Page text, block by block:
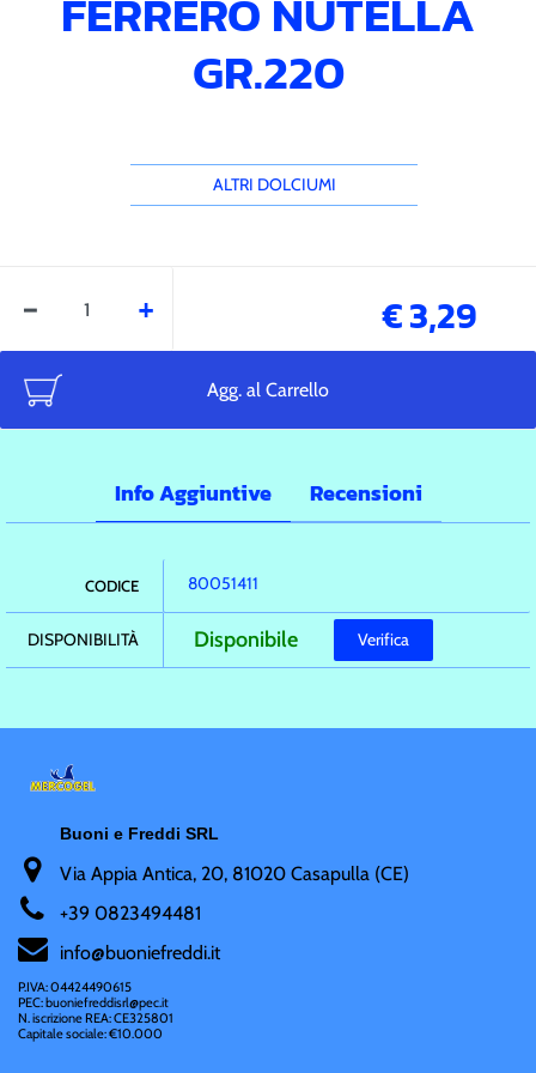
FERRERO NUTELLA
GR.220
ALTRI DOLCIUMI
€ 3,29
Agg. al Carrello
Info Aggiuntive Recensioni
CODICE 80051411
DISPONIBILITÀ Verifica
Disponibile
Buoni e Freddi SRL
Via Appia Antica, 20, 81020 Casapulla (CE)
+39 0823494481
info@buoniefreddi.it
P.IVA: 04424490615
PEC: buoniefreddisrl@pec.it
N. iscrizione REA: CE325801
Capitale sociale: €10.000